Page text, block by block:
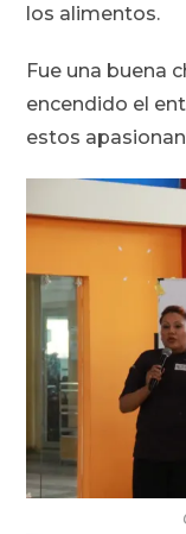
los alimentos.
Fue una buena
encendido el
estos